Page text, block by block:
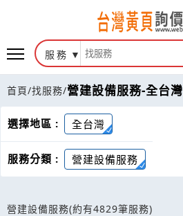
服務
首頁/找服務/營建設備服務-全台灣
選擇地區 : 全台灣
服務分類 : 營建設備服務
營建設備服務(約有4829筆服務)